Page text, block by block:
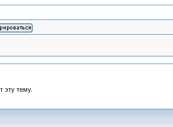
эту тему.